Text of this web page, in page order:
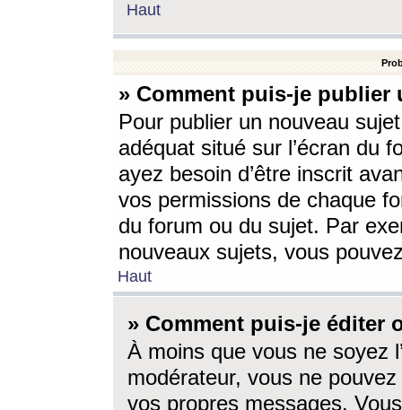
Haut
» Comment puis-je
Pour publier un nouveau
adéquat situé sur l’écran du
ayez besoin d’être inscrit
vos permissions de chaque
du forum ou du sujet. Par
nouveaux sujets, vous
Haut
» Comment puis-je éditer
À moins que vous ne soyez
modérateur, vous ne
vos propres messages.